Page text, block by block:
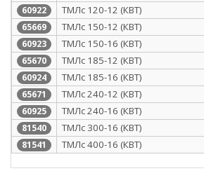
60922 ТМЛс 120-12 (КВТ)
65669 ТМЛс 150-12 (КВТ)
60923 ТМЛс 150-16 (КВТ)
65670 ТМЛс 185-12 (КВТ)
60924 ТМЛс 185-16 (КВТ)
65671 ТМЛс 240-12 (КВТ)
60925 ТМЛс 240-16 (КВТ)
81540 ТМЛс 300-16 (КВТ)
81541 ТМЛс 400-16 (КВТ)